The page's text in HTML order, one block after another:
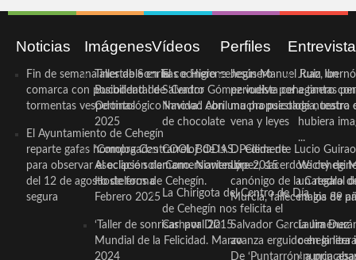
Noticias
Fin de semana inestable en la
comarca con posibilidad de
tormentas vespertinas
El Ayuntamiento de Cehegín
reparte gafas homologadas
para observar el eclipse solar
del 12 de agosto de forma
segura
Imágenes
Taller de Sonrisas e Higiene
Bucodental de ‘Centro
Odontológico Innova’. Abril
2025
‘Compra Contrarreloj’ de la
Asociación de Comerciantes y
Hosteleros de Cehegín.
Febrero 2025
‘Taller de sonrisas’ por Día
Mundial de la Felicidad. Marzo
2024
Vídeos
El cocinero ceheginero
Salvador Gómez vuelve por
Navidad con una propuesta
de chocolate
COOL BODAS. Pedida de
mano. Noviembre 2015
La Chirigota del Centro de Día
de Cehegín nos felicita el
Carnaval 2015
Perfiles
Jesús Manuel Ruiz, un
periodista ceheginero con
mucha psicología, teatro
vena y leyes
D. Clemente Lucio Guirao
López, sacerdote
canónigo de la Catedral
Murcia, fallece a los 89
Salvador García Jiménez
avanza erguido en la
De ‘Puntarrón’ a
Juan
a tantas
de nuestra
hubiera
...
Wichy de
un regalo
magia de
Laura
ceheginera
«nunca